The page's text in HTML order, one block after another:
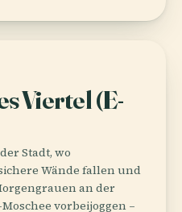
Viertel (E-
Stadt, wo
Wände fallen und
an der
vorbeijoggen –